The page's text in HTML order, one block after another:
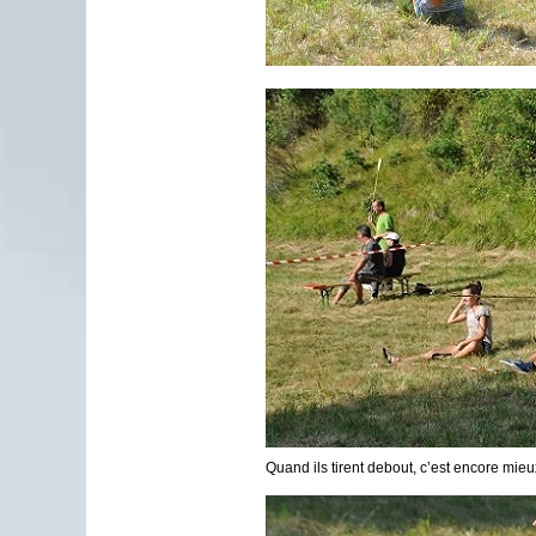
Quand ils tirent debout, c’est encore